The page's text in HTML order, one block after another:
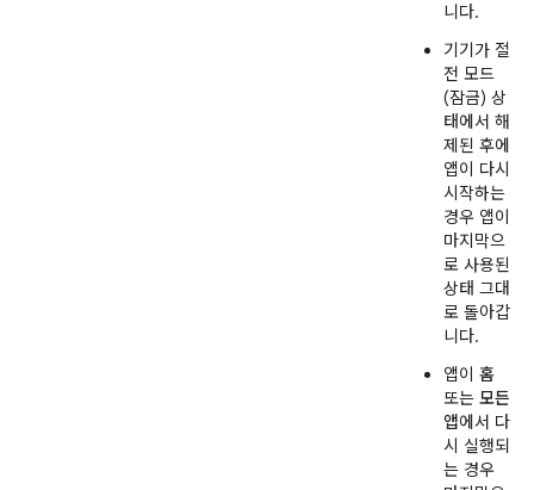
니다.
기기가 절
전 모드
(잠금) 상
태에서 해
제된 후에
앱이 다시
시작하는
경우 앱이
마지막으
로 사용된
상태 그대
로 돌아갑
니다.
앱이 홈
또는 모든
앱에서 다
시 실행되
는 경우